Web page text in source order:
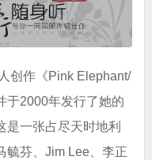
创作《Pink Elephant/
于2000年发行了她的
是一张占尽天时地利
毓芬、Jim Lee、李正